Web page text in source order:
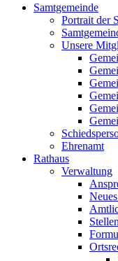
Samtgemeinde
Portrait der
Unsere
Ehrenamt
Rathaus
Verwaltung